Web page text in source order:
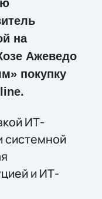
на
Ажеведо
покупку
ИТ-
системной
и ИТ-